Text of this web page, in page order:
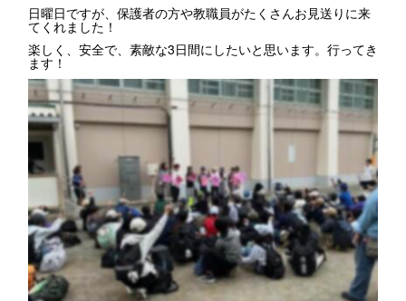
日曜日ですが、保護者の方や教職員がたくさんお見送りに来
てくれました！
楽しく、安全で、素敵な3日間にしたいと思います。行ってき
ます！